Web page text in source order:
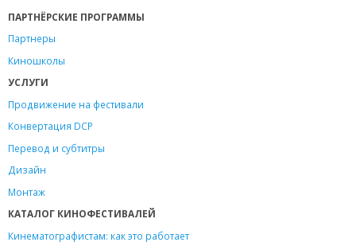
ПАРТНЁРСКИЕ ПРОГРАММЫ
Партнеры
Киношколы
УСЛУГИ
Продвижение на фестивали
Конвертация DCP
Перевод и субтитры
Дизайн
Монтаж
КАТАЛОГ КИНОФЕСТИВАЛЕЙ
Кинематографистам: как это работает